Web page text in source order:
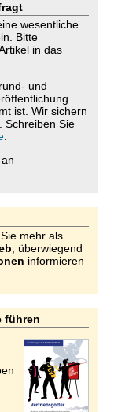
wesentliche
Bitte
in das
und
ist. Wir sichern
Schreiben Sie
mehr als
, überwiegend
informieren
führen